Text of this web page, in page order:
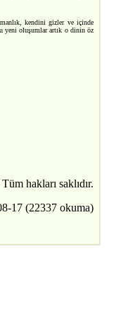
kendini gizler ve içinde
yeni oluşumlar artık o dinin öz
hakları saklıdır.
17 (22337 okuma)